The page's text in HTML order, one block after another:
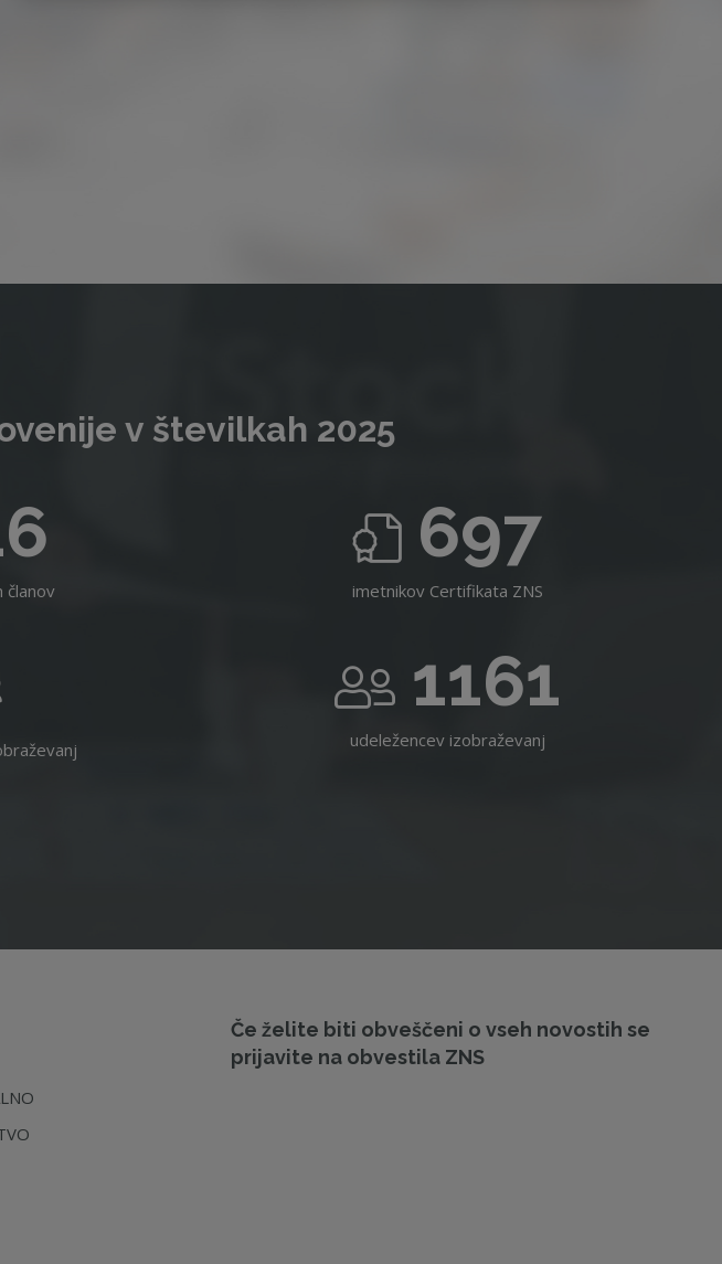
v številkah 2025
članov
697
imetnikov Certifikata ZNS
1161
udeležencev izobraževanj
Če želite biti obveščeni o vseh novostih se
prijavite na obvestila ZNS